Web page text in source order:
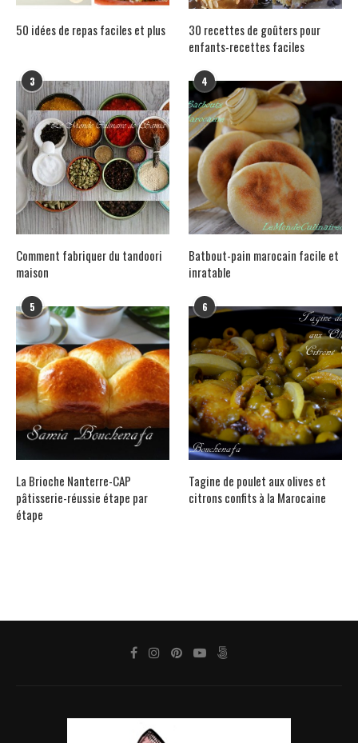
50 idées de repas faciles et plus
30 recettes de goûters pour
enfants-recettes faciles
3
Comment fabriquer du tandoori
maison
4
Batbout-pain marocain facile et
inratable
5
La Brioche Nanterre-CAP
pâtisserie-réussie étape par
étape
6
Tagine de poulet aux olives et
citrons confits à la Marocaine